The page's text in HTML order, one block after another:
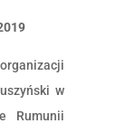
w
Rumunii